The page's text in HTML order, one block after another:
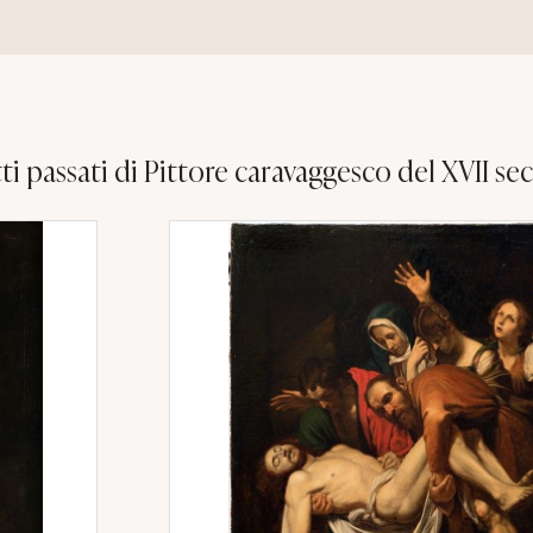
passati di Pittore caravaggesco del XVII